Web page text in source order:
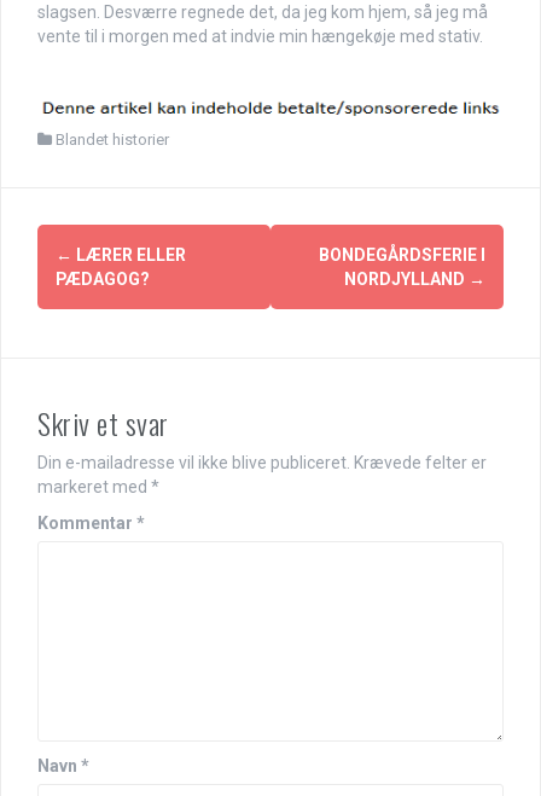
slagsen. Desværre regnede det, da jeg kom hjem, så jeg må
vente til i morgen med at indvie min hængekøje med stativ.
Blandet historier
Indlægsnavigation
← LÆRER ELLER
PÆDAGOG?
BONDEGÅRDSFERIE I
NORDJYLLAND →
Skriv et svar
Din e-mailadresse vil ikke blive publiceret. Krævede felter er
markeret med *
Kommentar *
Navn *